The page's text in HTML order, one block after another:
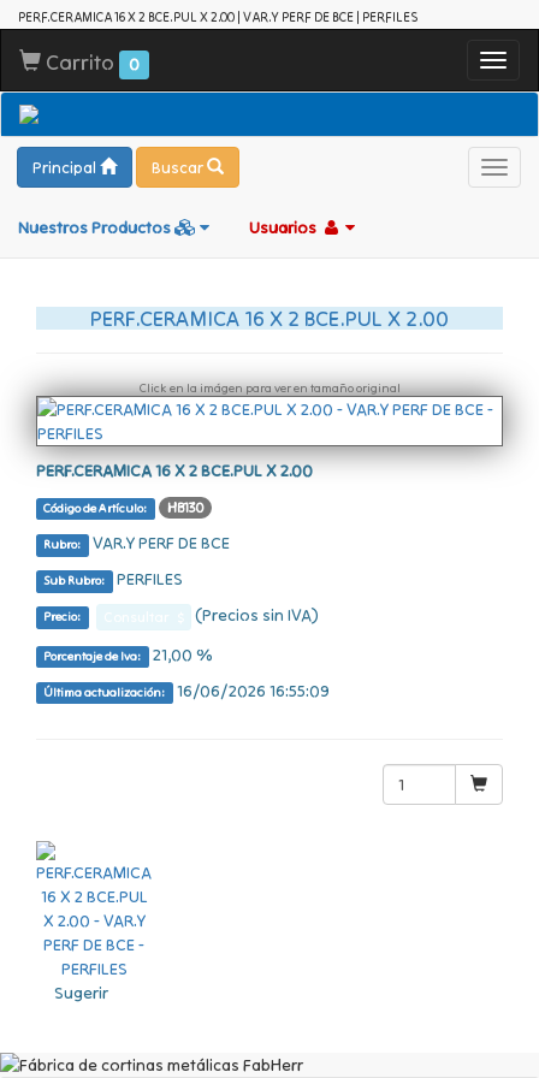
PERF.CERAMICA 16 X 2 BCE.PUL X 2.00 | VAR.Y PERF DE BCE | PERFILES
Carrito 0
Principal Buscar
Nuestros Productos Usuarios
PERF.CERAMICA 16 X 2 BCE.PUL X 2.00
Click en la imágen para ver en tamaño original
PERF.CERAMICA 16 X 2 BCE.PUL X 2.00
Código de Artículo: HB130
Rubro: VAR.Y PERF DE BCE
Sub Rubro: PERFILES
Precio: (Precios sin IVA)
Porcentaje de Iva: 21,00 %
Última actualización: 16/06/2026 16:55:09
Sugerir